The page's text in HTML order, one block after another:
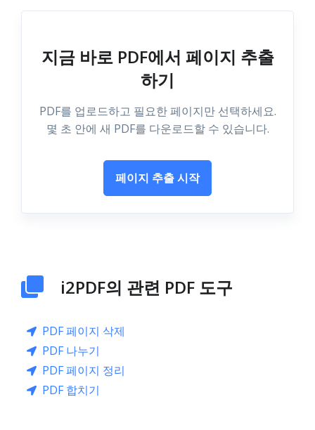
지금 바로 PDF에서 페이지 추출
하기
PDF를 업로드하고 필요한 페이지만 선택하세요.
몇 초 안에 새 PDF를 다운로드할 수 있습니다.
페이지 추출 시작
i2PDF의 관련 PDF 도구
PDF 페이지 삭제
PDF 나누기
PDF 페이지 정리
PDF 합치기